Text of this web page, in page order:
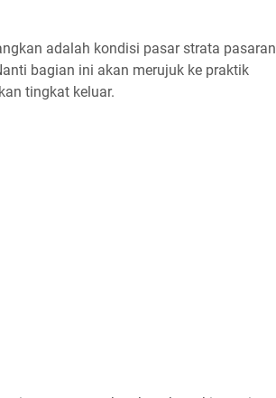
adalah kondisi pasar strata pasaran
bagian ini akan merujuk ke praktik
tingkat keluar.